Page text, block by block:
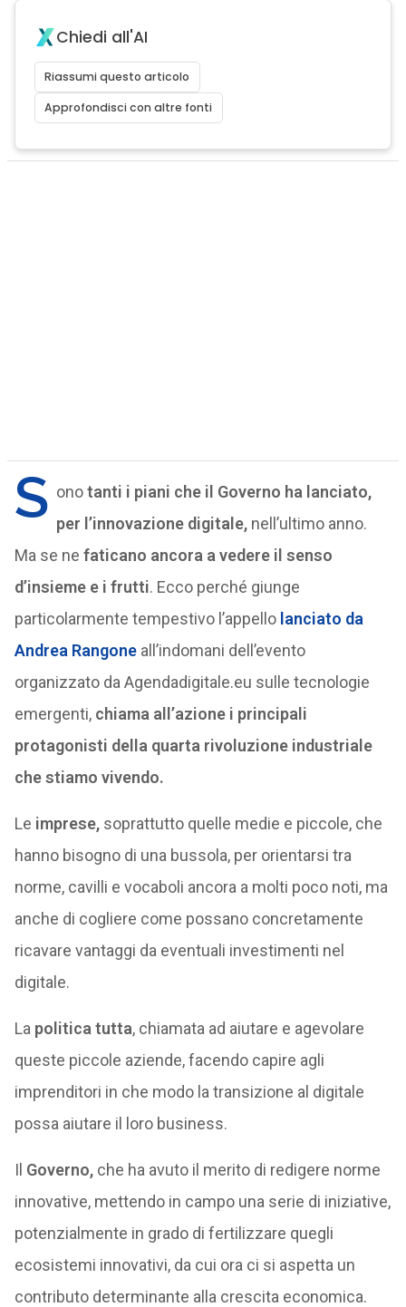
Chiedi all'AI
Riassumi questo articolo
Approfondisci con altre fonti
S onotanti i piani che il Governo ha lanciato,
per l’innovazione digitale, nell’ultimo anno.
Ma se ne faticano ancora a vedere il senso
d’insieme e i frutti. Ecco perché giunge
particolarmente tempestivo l’appello lanciato da
Andrea Rangone all’indomani dell’evento
organizzato da Agendadigitale.eu sulle tecnologie
emergenti, chiama all’azione i principali
protagonisti della quarta rivoluzione industriale
che stiamo vivendo.
Le imprese,soprattutto quelle medie e piccole, che
hanno bisogno di una bussola, per orientarsi tra
norme, cavilli e vocaboli ancora a molti poco noti, ma
anche di cogliere come possano concretamente
ricavare vantaggi da eventuali investimenti nel
digitale.
La politica tutta, chiamata ad aiutare e agevolare
queste piccole aziende, facendo capire agli
imprenditori in che modo la transizione al digitale
possa aiutare il loro business.
Il Governo,che ha avuto il merito di redigere norme
innovative, mettendo in campo una serie di iniziative,
potenzialmente in grado di fertilizzare quegli
ecosistemi innovativi, da cui ora ci si aspetta un
contributo determinante alla crescita economica.